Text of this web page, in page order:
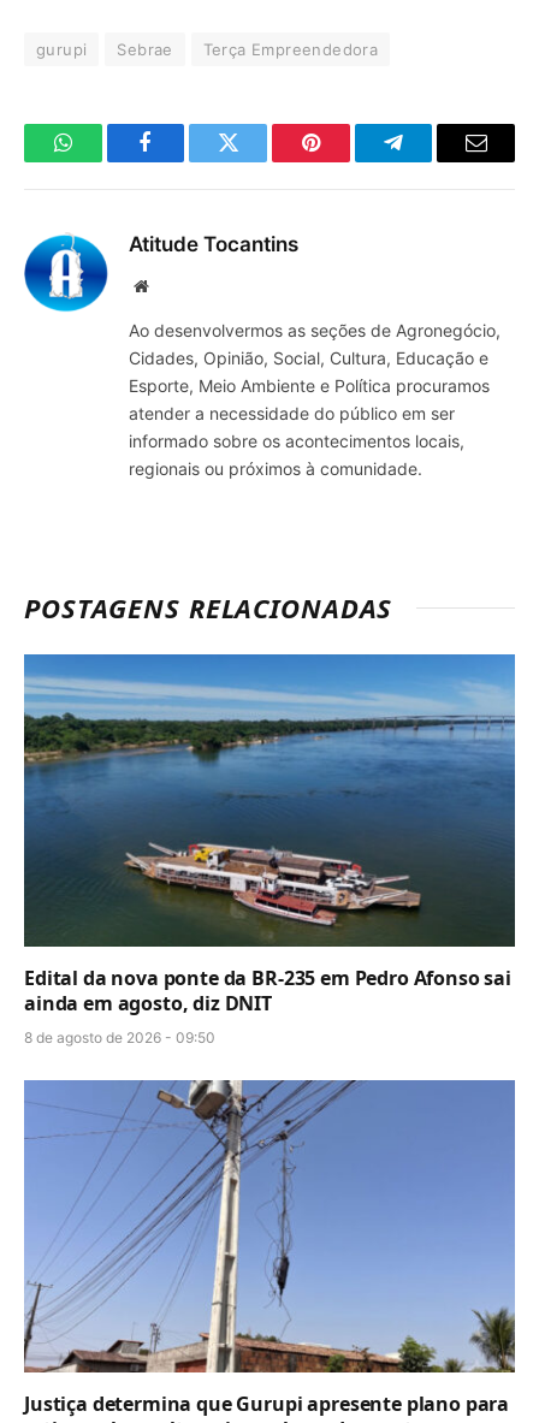
gurupi Sebrae Terça Empreendedora
WhatsAppFacebookTwitter Pinterest TelegramaE-
Atitude Tocantins
Site
Ao desenvolvermos as seções de Agronegócio,
Cidades, Opinião, Social, Cultura, Educação e
Esporte, Meio Ambiente e Política procuramos
atender a necessidade do público em ser
informado sobre os acontecimentos locais,
regionais ou próximos à comunidade.
POSTAGENS RELACIONADAS
Edital da nova ponte da BR-235 em Pedro Afonso sai
ainda em agosto, diz DNIT
8 de agosto de 2026 - 09:50
Justiça determina que Gurupi apresente plano para